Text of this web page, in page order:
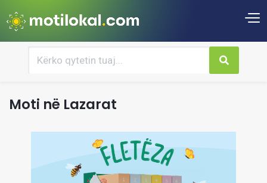
Moti në Lazarat